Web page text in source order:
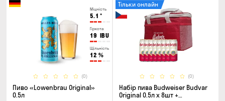
Міцність
5.1 °
Гіркота
19 IBU
Щільність
12 %
(0)
Пиво «Lowenbrau Original»
0.5л
(0)
Тільки онлайн
Набір пива Budweiser Budvar
Original 0.5л х 8шт +